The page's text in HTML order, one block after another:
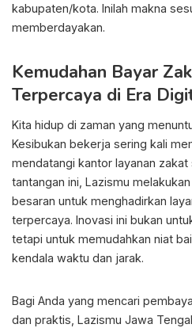
kabupaten/kota. Inilah makna
memberdayakan.
Kemudahan Bayar
Terpercaya di Era
Kita hidup di zaman yang
Kesibukan bekerja sering kali
mendatangi kantor layanan
tantangan ini, Lazismu
besaran untuk menghadirkan
terpercaya. Inovasi ini bukan
tetapi untuk memudahkan niat
kendala waktu dan jarak.
Bagi Anda yang mencari
dan praktis, Lazismu Jawa